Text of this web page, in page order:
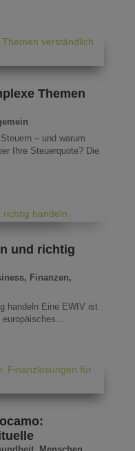
Themen
– und warum
Ihre Steuerquote? Die
und richtig
, Finanzen,
handeln Eine EWIV ist